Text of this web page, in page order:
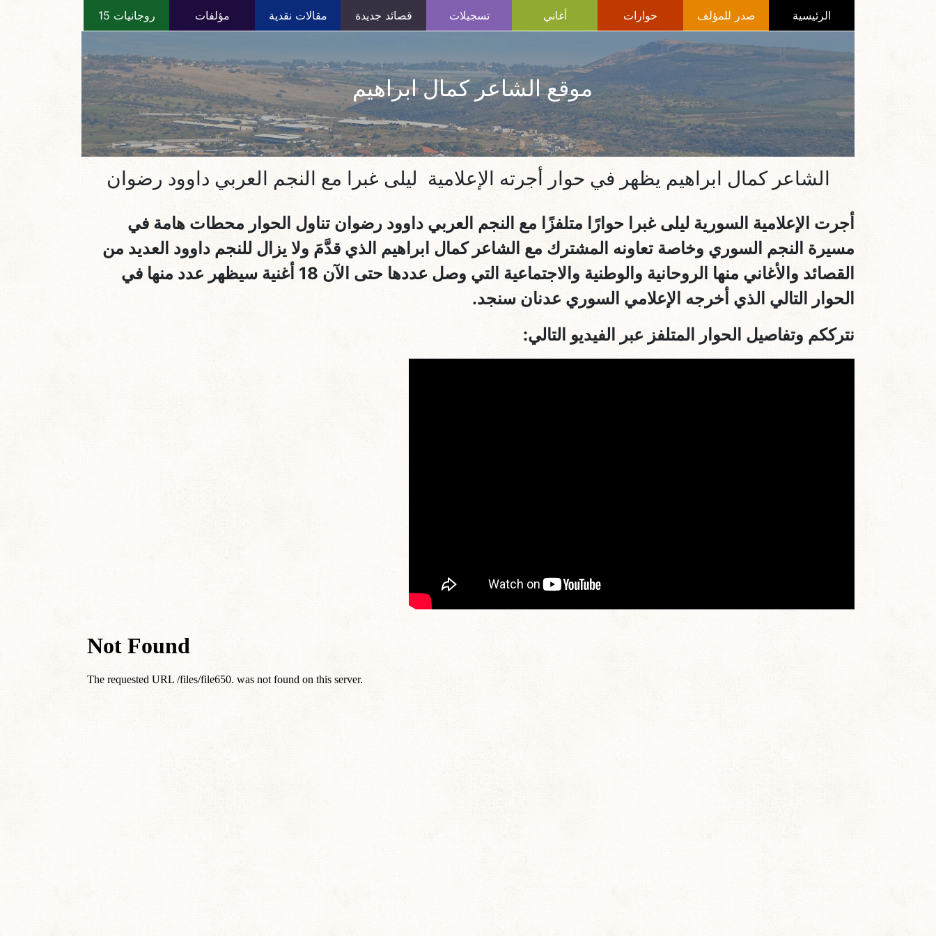
الرئيسية صدر للمؤلف حوارات أغاني تسجيلات قصائد جديدة مقالات نقدية مؤلفات روجانيات 15
موقع الشاعر كمال ابراهيم
الشاعر كمال ابراهيم يظهر في حوار أجرته الإعلامية ليلى غبرا مع النجم العربي داوود رضوان
أجرت الإعلامية السورية ليلى غبرا حوارًا متلفزًا مع النجم العربي داوود رضوان تناول الحوار محطات هامة في
مسيرة النجم السوري وخاصة تعاونه المشترك مع الشاعر كمال ابراهيم الذي قدَّمَ ولا يزال للنجم داوود العديد من
القصائد والأغاني منها الروحانية والوطنية والاجتماعية التي وصل عددها حتى الآن 18 أغنية سيظهر عدد منها في
الحوار التالي الذي أخرجه الإعلامي السوري عدنان سنجد.
نترككم وتفاصيل الحوار المتلفز عبر الفيديو التالي: